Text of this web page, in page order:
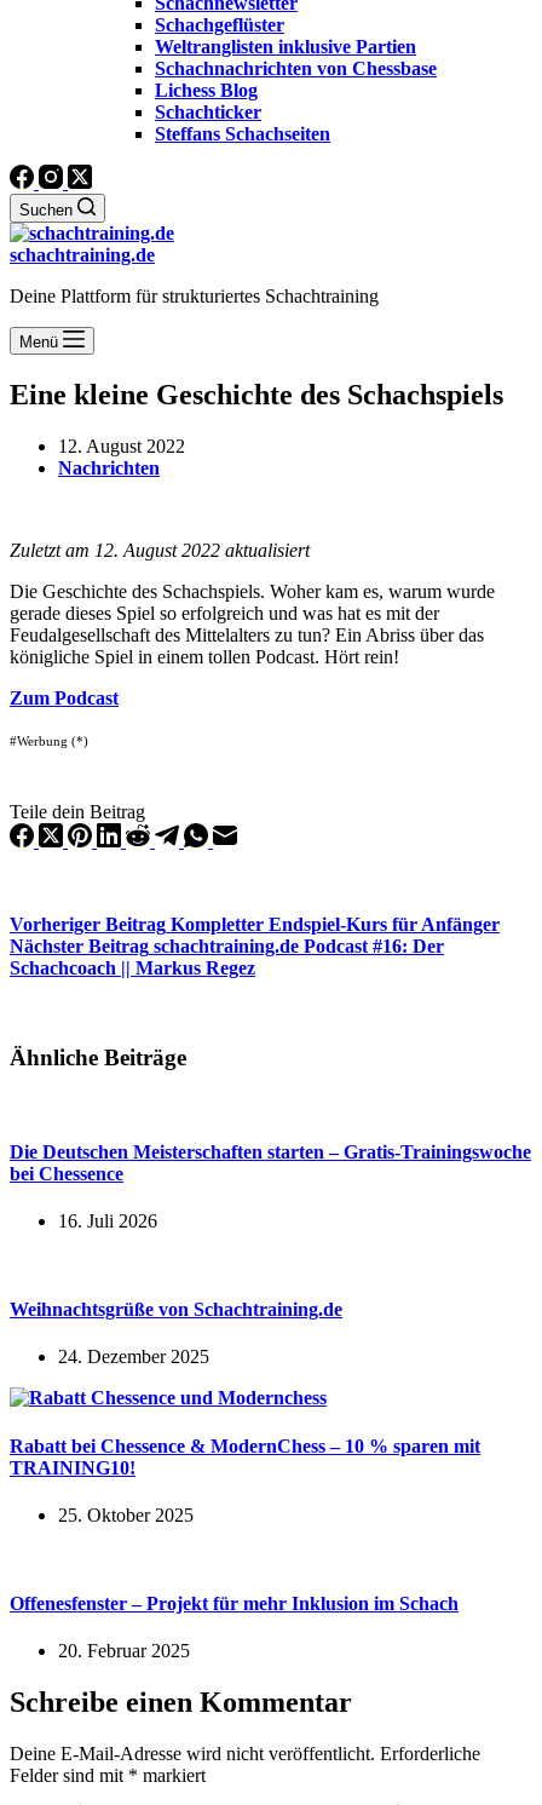
Schachgeflüster
Weltranglisten inklusive Partien
Schachnachrichten von Chessbase
Lichess Blog
Schachticker
Steffans Schachseiten
Suchen
schachtraining.de
Deine Plattform für strukturiertes Schachtraining
Menü
Eine kleine Geschichte des Schachspiels
12. August 2022
Nachrichten
Zuletzt am 12. August 2022 aktualisiert
Die Geschichte des Schachspiels. Woher kam es, warum wurde
gerade dieses Spiel so erfolgreich und was hat es mit der
Feudalgesellschaft des Mittelalters zu tun? Ein Abriss über das
königliche Spiel in einem tollen Podcast. Hört rein!
Zum Podcast
#Werbung (*)
Teile dein Beitrag
Vorheriger Beitrag Kompletter Endspiel-Kurs für Anfänger
Nächster Beitrag schachtraining.de Podcast #16: Der
Schachcoach || Markus Regez
Ähnliche Beiträge
Die Deutschen Meisterschaften starten – Gratis-Trainingswoche
bei Chessence
16. Juli 2026
Weihnachtsgrüße von Schachtraining.de
24. Dezember 2025
Rabatt bei Chessence & ModernChess – 10 % sparen mit
TRAINING10!
25. Oktober 2025
Offenesfenster – Projekt für mehr Inklusion im Schach
20. Februar 2025
Schreibe einen Kommentar
Deine E-Mail-Adresse wird nicht veröffentlicht. Erforderliche
Felder sind mit * markiert